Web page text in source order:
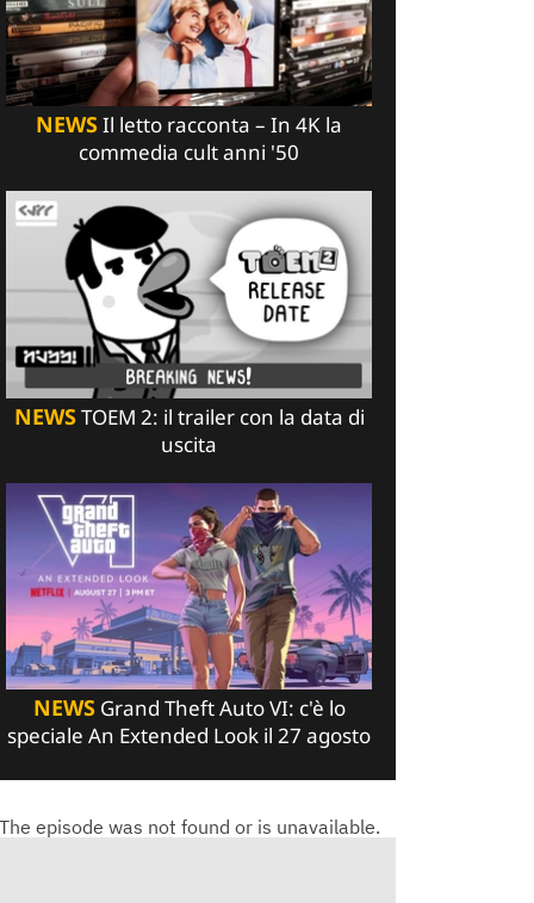
NEWSIl letto racconta – In 4K la
commedia cult anni '50
NEWSTOEM 2: il trailer con la data di
uscita
NEWSGrand Theft Auto VI: c'è lo
speciale An Extended Look il 27 agosto